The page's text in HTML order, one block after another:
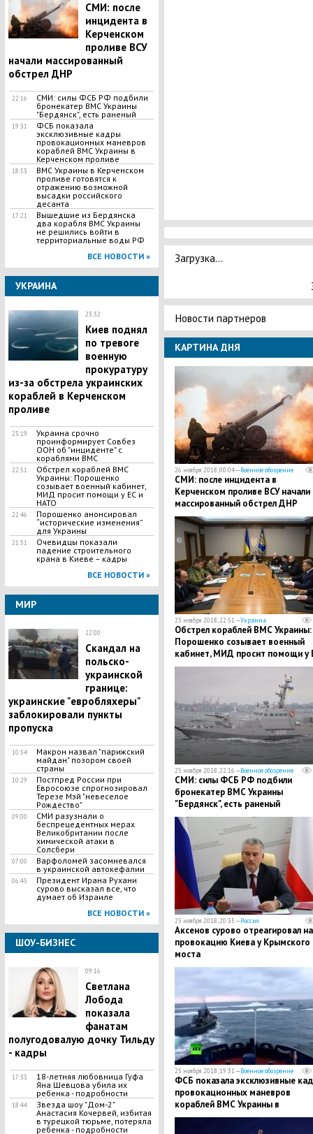
СМИ: после
инцидента в
Керченском
проливе ВСУ
начали массированный
обстрел ДНР
22:16
СМИ: силы ФСБ РФ подбили
бронекатер ВМС Украины
"Бердянск", есть раненый
19:31
ФСБ показала
эксклюзивные кадры
провокационных маневров
кораблей ВМС Украины в
Керченском проливе
18:53
ВМС Украины в Керченском
проливе готовятся к
отражению возможной
высадки российского
десанта
17:21
Вышедшие из Бердянска
два корабля ВМС Украины
не решились войти в
территориальные воды РФ
ВСЕ НОВОСТИ »
УКРАИНА
23:32
Киев поднял
по тревоге
военную
прокуратуру
из-за обстрела украинских
кораблей в Керченском
проливе
23:19
Украина срочно
проинформирует Совбез
ООН об "инциденте" с
кораблями ВМС
22:51
Обстрел кораблей ВМС
Украины: Порошенко
созывает военный кабинет,
МИД просит помощи у ЕС и
НАТО
22:46
Порошенко анонсировал
“исторические изменения”
для Украины
21:51
Очевидцы показали
падение строительного
крана в Киеве – кадры
ВСЕ НОВОСТИ »
МИР
22:00
Скандал на
польско-
украинской
границе:
украинские "евробляхеры"
заблокировали пункты
пропуска
10:54
Макрон назвал "парижский
майдан" позором своей
страны
10:29
Постпред России при
Евросоюзе спрогнозировал
Терезе Мэй "невеселое
Рождество"
09:00
СМИ разузнали о
беспрецедентных мерах
Великобритании после
химической атаки в
Солсбери
07:00
Варфоломей засомневался
в украинской автокефалии
06:45
Президент Ирана Рухани
сурово высказал все, что
думает об Израиле
ВСЕ НОВОСТИ »
ШОУ-БИЗНЕС
09:16
Светлана
Лобода
показала
фанатам
полугодовалую дочку Тильду
- кадры
17:33
18-летняя любовница Гуфа
Яна Шевцова убила их
ребенка - подробности
18:44
Звезда шоу "Дом-2"
Анастасия Кочервей, избитая
в турецкой тюрьме, потеряла
ребенка - подробности
Загрузка...
Новости партнеров
КАРТИНА ДНЯ
26 ноября 2018, 00:04 —Военное обозрение
СМИ: после инцидента в
Керченском проливе ВСУ начали
массированный обстрел ДНР
25 ноября 2018, 22:51 —Украина
Обстрел кораблей ВМС Украины:
Порошенко созывает военный
кабинет, МИД просит помощи у
НАТО
25 ноября 2018, 22:16 —Военное обозрение
СМИ: силы ФСБ РФ подбили
бронекатер ВМС Украины
"Бердянск", есть раненый
25 ноября 2018, 20:35 —Россия
Аксенов сурово отреагировал на
провокацию Киева у Крымского
моста
25 ноября 2018, 19:31 —Военное обозрение
ФСБ показала эксклюзивные
провокационных маневров
кораблей ВМС Украины в
Керченском проливе